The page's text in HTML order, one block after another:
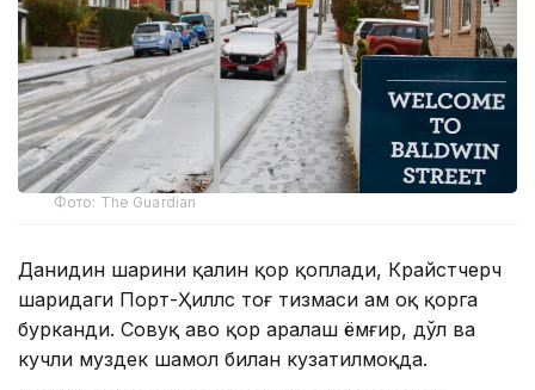
Фото: The Guardian
Данидин шаҳрини қалин қор қоплади, Крайстчерч
шаҳридаги Порт-Ҳиллс тоғ тизмаси ҳам оқ қорга
бурканди. Совуқ ҳаво қор аралаш ёмғир, дўл ва
кучли муздек шамол билан кузатилмоқда.